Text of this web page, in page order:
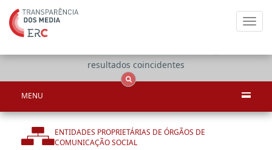
resultados coincidentes
MENU
ENTIDADES PROPRIETÁRIAS DE ÓRGÃOS DE
COMUNICAÇÃO SOCIAL